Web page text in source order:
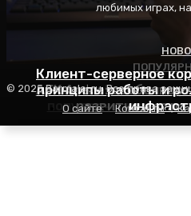
Пасьянс Косынка:
популярности и
AFK Arena:
развития и
Клиент-серверное
принципы работы и
любимых играх,
© 2025 Barmalej.ru. Все права
О сайте
Контакты